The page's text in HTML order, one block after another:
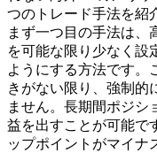
つのトレード手法を紹
まず一つ目の手法は、
を可能な限り少なく設
ようにする方法です。
きがない限り、強制的
ません。長期間ポジシ
益を出すことが可能で
ップポイントがマイナ